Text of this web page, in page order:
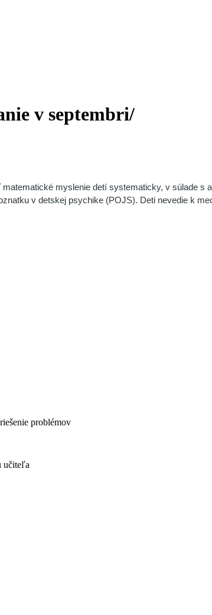
v septembri/
myslenie detí systematicky, v súlade s
v detskej psychike (POJS). Deti nevedie k
problémov
učiteľa